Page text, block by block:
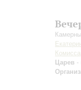
Царев -